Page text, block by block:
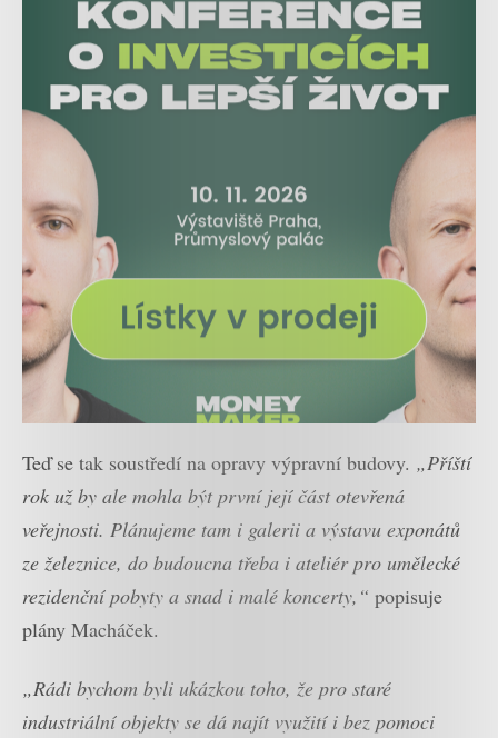
Teď se tak soustředí na opravy výpravní budovy. „Příští
rok už by ale mohla být první její část otevřená
veřejnosti. Plánujeme tam i galerii a výstavu exponátů
ze železnice, do budoucna třeba i ateliér pro umělecké
rezidenční pobyty a snad i malé koncerty,“ popisuje
plány Macháček.
„Rádi bychom byli ukázkou toho, že pro staré
industriální objekty se dá najít využití i bez pomoci